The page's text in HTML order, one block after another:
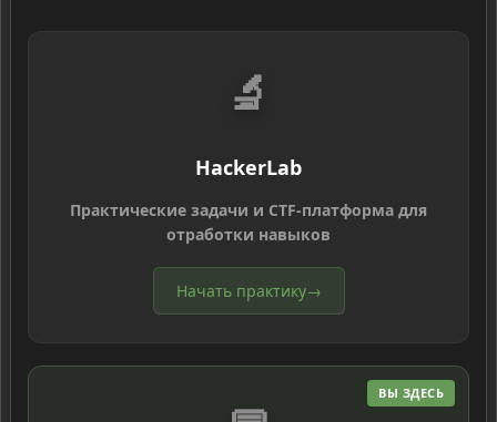
🔬
HackerLab
Практические задачи и CTF-платформа для
отработки навыков
Начать практику→
ВЫ ЗДЕСЬ